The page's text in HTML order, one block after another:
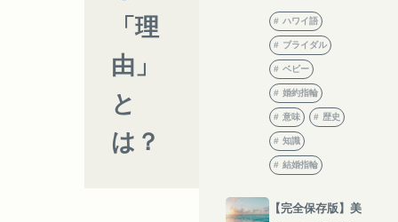
「理
由」
と
は？
ハワイ語
ブライダル
ベビー
婚約指輪
意味 歴史
知識
結婚指輪
【完全保存版】美